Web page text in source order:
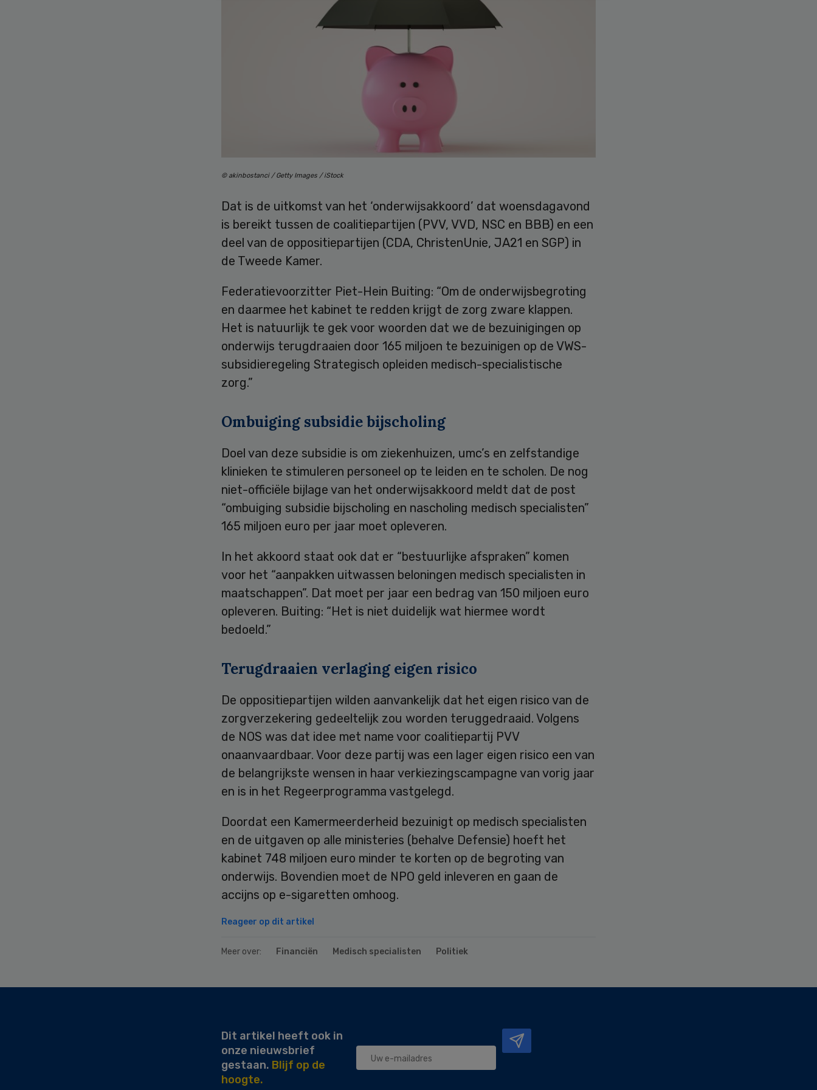
© akinbostanci / Getty Images / iStock
Dat is de uitkomst van het ‘onderwijsakkoord’ dat woensdagavond
is bereikt tussen de coalitiepartijen (PVV, VVD, NSC en BBB) en een
deel van de oppositiepartijen (CDA, ChristenUnie, JA21 en SGP) in
de Tweede Kamer.
Federatievoorzitter Piet-Hein Buiting: “Om de onderwijsbegroting
en daarmee het kabinet te redden krijgt de zorg zware klappen.
Het is natuurlijk te gek voor woorden dat we de bezuinigingen op
onderwijs terugdraaien door 165 miljoen te bezuinigen op de VWS-
subsidieregeling Strategisch opleiden medisch-specialistische
zorg.”
Ombuiging subsidie bijscholing
Doel van deze subsidie is om ziekenhuizen, umc’s en zelfstandige
klinieken te stimuleren personeel op te leiden en te scholen. De nog
niet-officiële bijlage van het onderwijsakkoord meldt dat de post
“ombuiging subsidie bijscholing en nascholing medisch specialisten”
165 miljoen euro per jaar moet opleveren.
In het akkoord staat ook dat er “bestuurlijke afspraken” komen
voor het “aanpakken uitwassen beloningen medisch specialisten in
maatschappen”. Dat moet per jaar een bedrag van 150 miljoen euro
opleveren. Buiting: “Het is niet duidelijk wat hiermee wordt
bedoeld.”
Terugdraaien verlaging eigen risico
De oppositiepartijen wilden aanvankelijk dat het eigen risico van de
zorgverzekering gedeeltelijk zou worden teruggedraaid. Volgens
de NOS was dat idee met name voor coalitiepartij PVV
onaanvaardbaar. Voor deze partij was een lager eigen risico een van
de belangrijkste wensen in haar verkiezingscampagne van vorig jaar
en is in het Regeerprogramma vastgelegd.
Doordat een Kamermeerderheid bezuinigt op medisch specialisten
en de uitgaven op alle ministeries (behalve Defensie) hoeft het
kabinet 748 miljoen euro minder te korten op de begroting van
onderwijs. Bovendien moet de NPO geld inleveren en gaan de
accijns op e-sigaretten omhoog.
Reageer op dit artikel
Meer over: Financiën Medisch specialisten Politiek
Dit artikel heeft ook in
onze nieuwsbrief
gestaan. Blijf op de
hoogte.